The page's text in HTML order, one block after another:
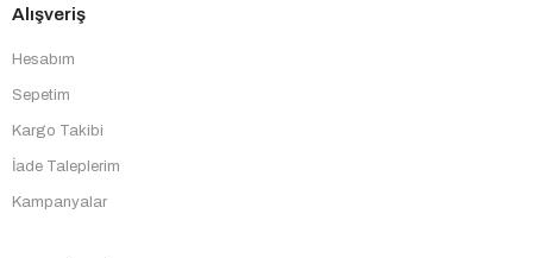
Alışveriş
Hesabım
Sepetim
Kargo Takibi
İade Taleplerim
Kampanyalar